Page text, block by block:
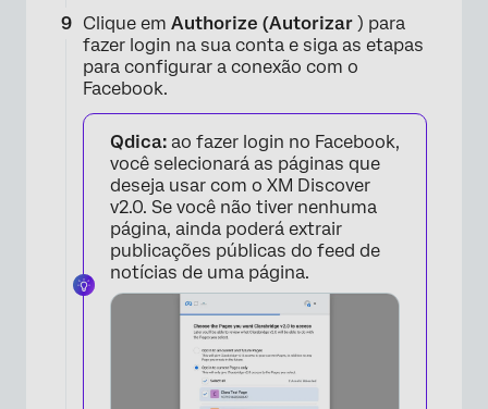
×
Clique em Authorize (Autorizar ) para
fazer login na sua conta e siga as etapas
para configurar a conexão com o
Facebook.
Qdica: ao fazer login no Facebook,
você selecionará as páginas que
deseja usar com o XM Discover
v2.0. Se você não tiver nenhuma
página, ainda poderá extrair
publicações públicas do feed de
notícias de uma página.